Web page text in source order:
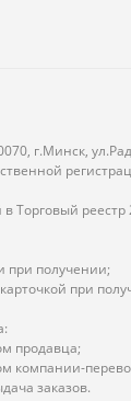
г.Минск,
Торговый
получении;
при
продавца;
компании-
заказов.